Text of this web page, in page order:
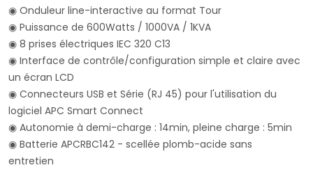
◉ Onduleur line-interactive au format Tour
◉ Puissance de 600Watts / 1000VA / 1KVA
◉ 8 prises électriques IEC 320 C13
◉ Interface de contrôle/configuration simple et claire avec
un écran LCD
◉ Connecteurs USB et Série (RJ 45) pour l'utilisation du
logiciel APC Smart Connect
◉ Autonomie à demi-charge : 14min, pleine charge : 5min
◉ Batterie APCRBC142 - scellée plomb-acide sans
entretien